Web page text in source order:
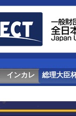
インカレ 総理大臣